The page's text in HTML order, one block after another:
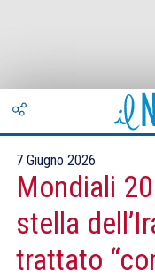
7 Giugno 2026
Mondiali
stella
trattato